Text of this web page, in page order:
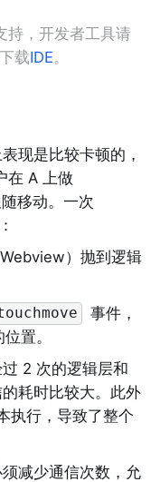
持，开发者工具请
载IDE。
现是比较卡顿的，
）抛到逻辑
事件，
置。
2 次的逻辑层和
执行，导致了整个
减少通信次数，允